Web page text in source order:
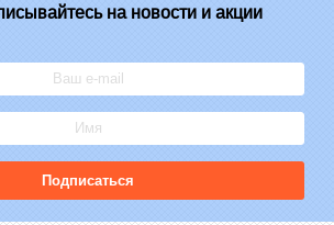
на новости и акции
Подписаться